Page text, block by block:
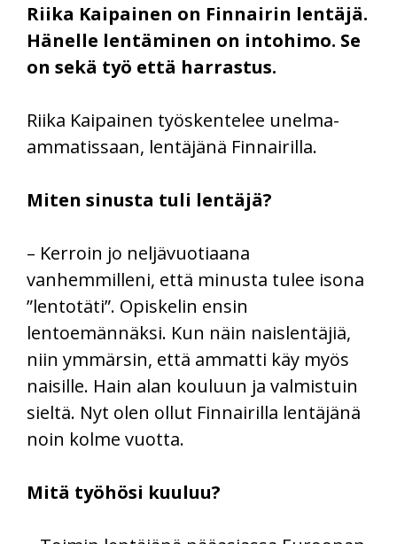
Riika Kaipainen on Finnairin lentäjä.
Hänelle lentäminen on intohimo. Se
on sekä työ että harrastus.
Riika Kaipainen työskentelee unelma-
ammatissaan, lentäjänä Finnairilla.
Miten sinusta tuli lentäjä?
– Kerroin jo neljävuotiaana
vanhemmilleni, että minusta tulee isona
”lentotäti”. Opiskelin ensin
lentoemännäksi. Kun näin naislentäjiä,
niin ymmärsin, että ammatti käy myös
naisille. Hain alan kouluun ja valmistuin
sieltä. Nyt olen ollut Finnairilla lentäjänä
noin kolme vuotta.
Mitä työhösi kuuluu?